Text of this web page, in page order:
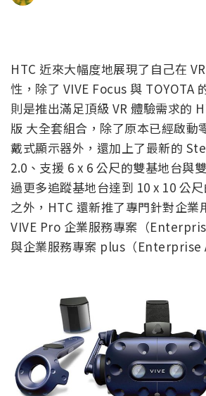
HTC 近來大幅度地展現了自己在
性，除了 VIVE Focus 與 TOYOTA
則是推出滿足頂級 VR 體驗需求的
版 大全套組合，除了原本已經啟動
戴式顯示器外，還加上了最新的
2.0、支援 6 x 6 公尺的雙基地台與
過更多追蹤基地台達到 10 x 10 公
之外，HTC 還新推了專門針對企業
VIVE Pro 企業服務專案（
與企業服務專案 plus（Enterprise